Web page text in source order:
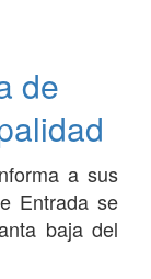
de
a sus
Entrada se
baja del